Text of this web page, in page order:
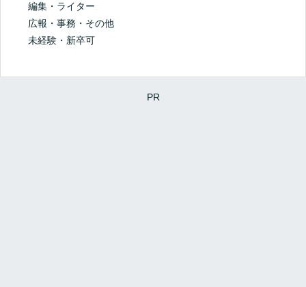
編集・ライター
広報・事務・その他
未経験・新卒可
PR